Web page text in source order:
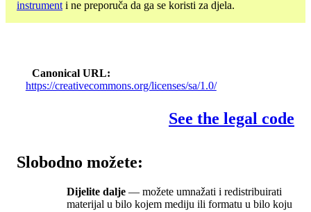
instrument i ne preporuča da ga se koristi za djela.
Canonical URL
https://creativecommons.org/licenses/sa/1.0/
See the legal code
Slobodno možete:
Dijelite dalje — možete umnažati i redistribuirati
materijal u bilo kojem mediju ili formatu u bilo koju